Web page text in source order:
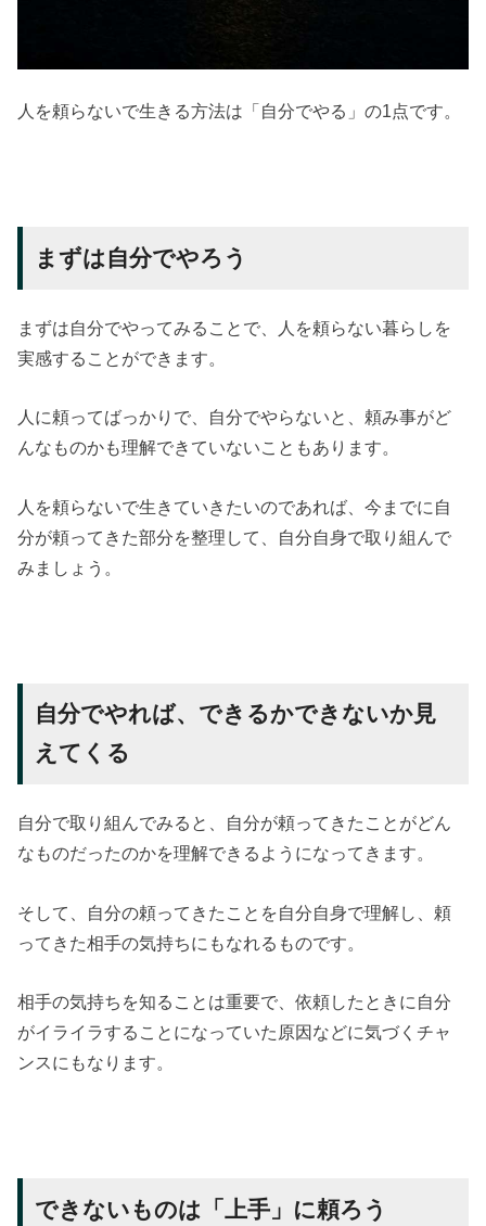
人を頼らないで生きる方法は「自分でやる」の1点です。
まずは自分でやろう
まずは自分でやってみることで、人を頼らない暮らしを
実感することができます。
人に頼ってばっかりで、自分でやらないと、頼み事がど
んなものかも理解できていないこともあります。
人を頼らないで生きていきたいのであれば、今までに自
分が頼ってきた部分を整理して、自分自身で取り組んで
みましょう。
自分でやれば、できるかできないか見
えてくる
自分で取り組んでみると、自分が頼ってきたことがどん
なものだったのかを理解できるようになってきます。
そして、自分の頼ってきたことを自分自身で理解し、頼
ってきた相手の気持ちにもなれるものです。
相手の気持ちを知ることは重要で、依頼したときに自分
がイライラすることになっていた原因などに気づくチャ
ンスにもなります。
できないものは「上手」に頼ろう